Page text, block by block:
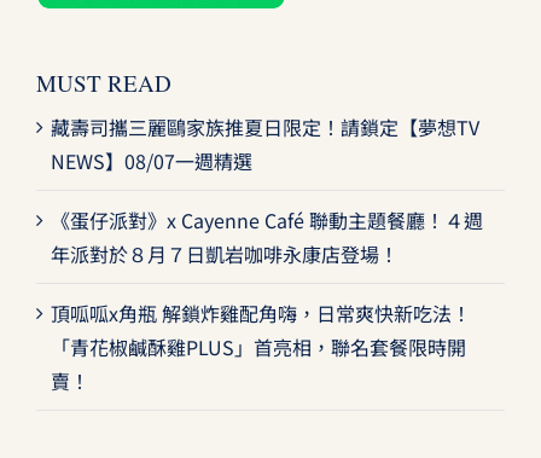
MUST READ
藏壽司攜三麗鷗家族推夏日限定！請鎖定【夢想TV
NEWS】08/07一週精選
《蛋仔派對》x Cayenne Café 聯動主題餐廳！４週
年派對於８月７日凱岩咖啡永康店登場！
頂呱呱x角瓶 解鎖炸雞配角嗨，日常爽快新吃法！
「青花椒鹹酥雞PLUS」首亮相，聯名套餐限時開
賣！